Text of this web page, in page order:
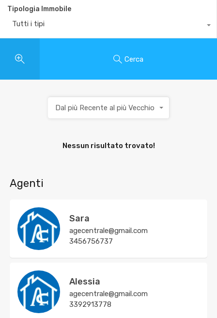
Tipologia Immobile
Tutti i tipi
Cerca
Dal più Recente al più Vecchio
Nessun risultato trovato!
Agenti
Sara
agecentrale@gmail.com
3456756737
Alessia
agecentrale@gmail.com
3392913778